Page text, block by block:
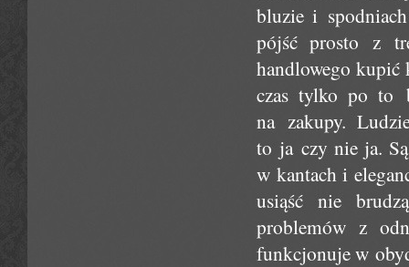
bluzie i
pójść prosto z
handlowego kupić
czas tylko po to
na zakupy.
to ja czy nie ja.
w kantach i
usiąść nie
problemów z
funkcjonuje w